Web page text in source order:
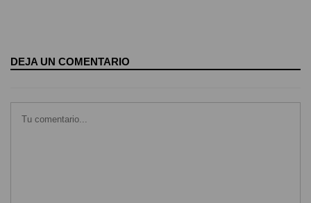
DEJA UN COMENTARIO